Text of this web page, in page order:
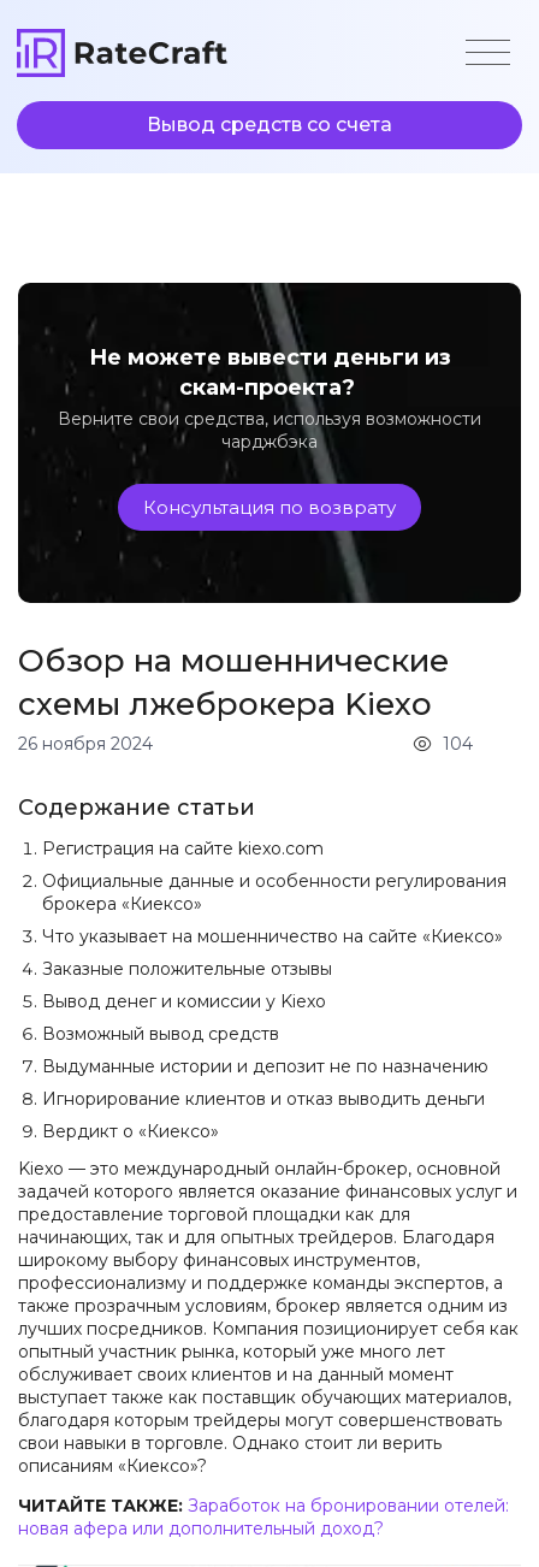
Вывод средств со счета
Не можете вывести деньги из
скам-проекта?
Верните свои средства, используя возможности
чарджбэка
Консультация по возврату
Обзор на мошеннические
схемы лжеброкера Kiexo
26 ноября 2024 104
Содержание статьи
Регистрация на сайте kiexo.com
Официальные данные и особенности регулирования
брокера «Киексо»
Что указывает на мошенничество на сайте «Киексо»
Заказные положительные отзывы
Вывод денег и комиссии у Kiexo
Возможный вывод средств
Выдуманные истории и депозит не по назначению
Игнорирование клиентов и отказ выводить деньги
Вердикт о «Киексо»
Kiexo — это международный онлайн-брокер, основной
задачей которого является оказание финансовых услуг и
предоставление торговой площадки как для
начинающих, так и для опытных трейдеров. Благодаря
широкому выбору финансовых инструментов,
профессионализму и поддержке команды экспертов, а
также прозрачным условиям, брокер является одним из
лучших посредников. Компания позиционирует себя как
опытный участник рынка, который уже много лет
обслуживает своих клиентов и на данный момент
выступает также как поставщик обучающих материалов,
благодаря которым трейдеры могут совершенствовать
свои навыки в торговле. Однако стоит ли верить
описаниям «Киексо»?
ЧИТАЙТЕ ТАКЖЕ: Заработок на бронировании отелей:
новая афера или дополнительный доход?